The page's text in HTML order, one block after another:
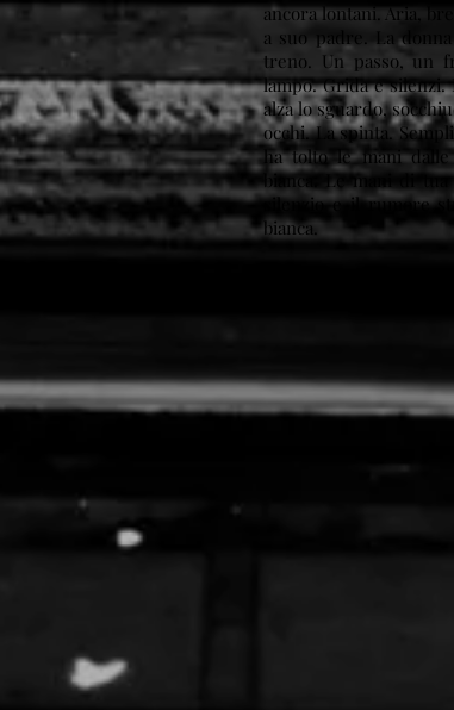
ancora lontani. Aria,
a suo padre. La
treno. Un passo, un
lampo. Grida e silenzi.
alza lo sguardo,
occhi. La spinta.
ha tolto le mani
bianca. Le mani di
silenzio e il rumore
bianca.